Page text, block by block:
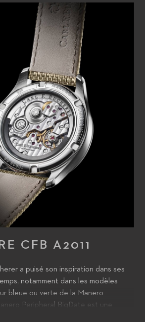
CFB A2011
a puisé son inspiration dans ses
notamment dans les modèles
bleue ou verte de la Manero
Peripheral BigDate est une